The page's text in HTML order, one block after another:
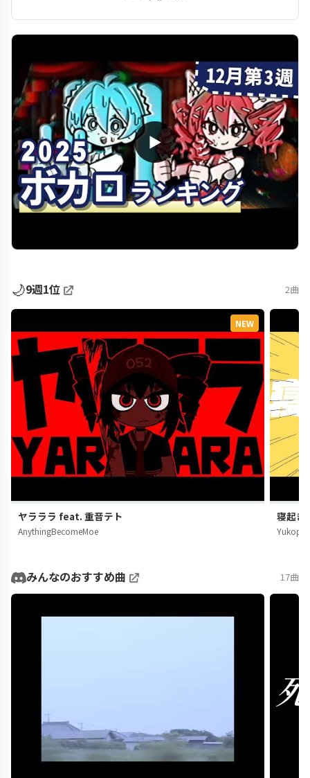
▶
🌙9週1位 2曲
NEW
ヤラララ feat. 重音テト
AnythingBecomeMoe
寝起き
Yukopi
みんなのおすすめ曲 17曲